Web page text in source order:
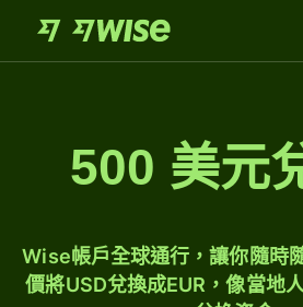
500 美元
Wise帳戶全球通行，讓你隨時
價將USD兌換成EUR，像當地